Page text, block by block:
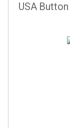
USA